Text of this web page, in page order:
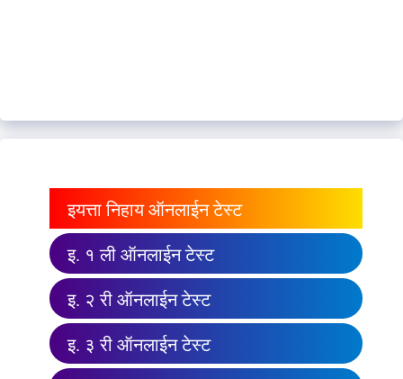
इयत्ता निहाय ऑनलाईन टेस्ट
इ. १ ली ऑनलाईन टेस्ट
इ. २ री ऑनलाईन टेस्ट
इ. ३ री ऑनलाईन टेस्ट